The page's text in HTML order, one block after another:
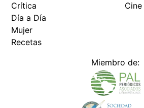
Crítica
Día a Día
Mujer
Recetas
Cine
Miembro de: